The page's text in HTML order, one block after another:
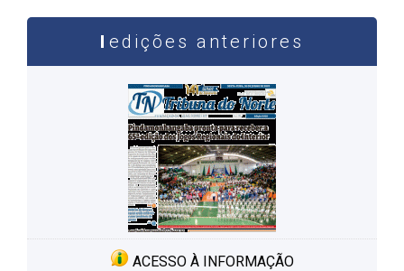
edições anteriores
ACESSO À INFORMAÇÃO